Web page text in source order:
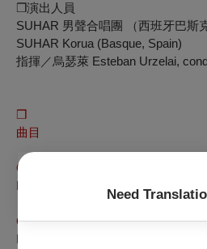
Need
❒演出人員
SUHAR 男聲合唱團 （西班牙巴斯
SUHAR Korua (Basque, Spain)
指揮／烏瑟萊 Esteban Urzelai,
❒
曲目
O frondens virga
Music by Hildegard von Bingen
｜賓根／曲 福斯／改編
Otche nash｜主禱文
Music by Andrej Makor (b. 1987)